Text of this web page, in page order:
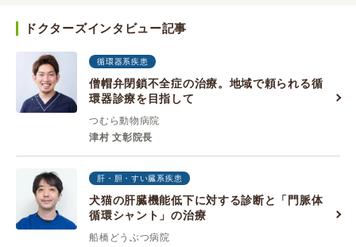
ドクターズインタビュー記事
循環器系疾患
僧帽弁閉鎖不全症の治療。地域で頼られる循
環器診療を目指して
つむら動物病院
津村 ⽂彰院長
肝・胆・すい臓系疾患
犬猫の肝臓機能低下に対する診断と「門脈体
循環シャント」の治療
船橋どうぶつ病院